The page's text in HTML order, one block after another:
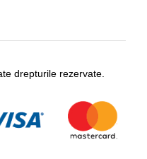
drepturile rezervate.